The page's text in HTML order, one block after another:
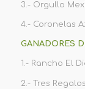
3.- Orgullo
4.- Coronelas
GANADORES
1.- Rancho
2.- Tres